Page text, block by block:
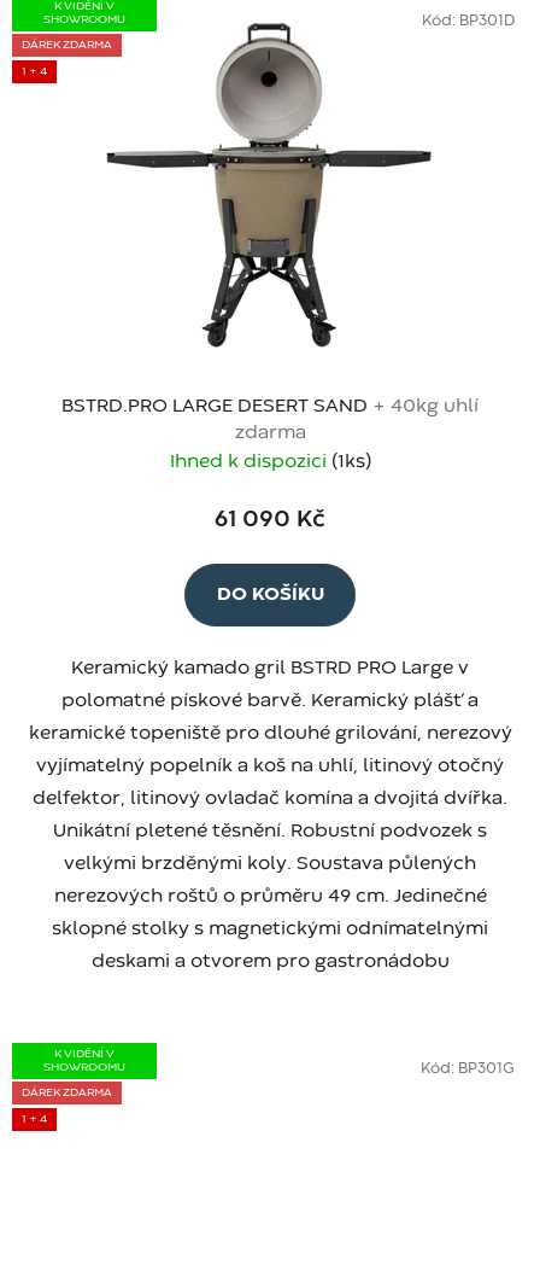
K VIDĚNÍ V
SHOWROOMU
DÁREK ZDARMA
1 + 4
BSTRD.PRO LARGE DESERT SAND + 40kg uhlí
zdarma
Ihned k dispozici (1 ks)
61 090 Kč
DO KOŠÍKU
Keramický kamado gril BSTRD PRO Large v
polomatné pískové barvě. Keramický plášť a
keramické topeniště pro dlouhé grilování, nerezový
vyjímatelný popelník a koš na uhlí, litinový otočný
delfektor, litinový ovladač komína a dvojitá dvířka.
Unikátní pletené těsnění. Robustní podvozek s
velkými brzděnými koly. Soustava půlených
nerezových roštů o průměru 49 cm. Jedinečné
sklopné stolky s magnetickými odnímatelnými
deskami a otvorem pro gastronádobu
Kód: BP301D
K VIDĚNÍ V
SHOWROOMU
DÁREK ZDARMA
1 + 4
Kód: BP301G